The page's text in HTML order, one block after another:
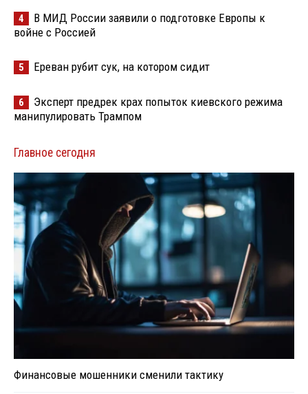
4
В МИД России заявили о подготовке Европы к
войне с Россией
5 Ереван рубит сук, на котором сидит
6
Эксперт предрек крах попыток киевского режима
манипулировать Трампом
Главное сегодня
Финансовые мошенники сменили тактику